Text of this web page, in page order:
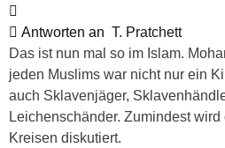
Antworten an T. Pratchett
Das ist nun mal so im Islam.
jeden Muslims war nicht nur ein
auch Sklavenjäger,
Leichenschänder. Zumindest
Kreisen diskutiert.